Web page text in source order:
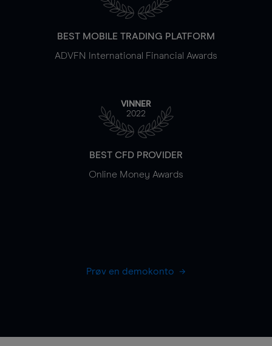
BEST MOBILE TRADING PLATFORM
ADVFN International Financial Awards
VINNER
2022
BEST CFD PROVIDER
Online Money Awards
Prøv en demokonto